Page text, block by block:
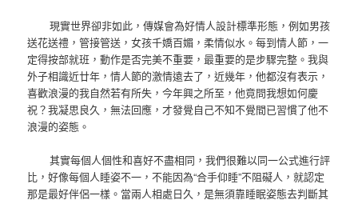
現實世界卻非如此，傳媒會為好情人設計標準形態，例如男孩
送花送禮，管接管送，女孩千嬌百媚，柔情似水。每到情人節，一
定得按部就班，動作是否完美不重要，最重要的是步驟完整。我與
外子相識近廿年，情人節的激情遠去了，近幾年，他都沒有表示，
喜歡浪漫的我自然若有所失，今年興之所至，他竟問我想如何慶
祝？我凝思良久，無法回應，才發覺自己不知不覺間已習慣了他不
浪漫的姿態。
其實每個人個性和喜好不盡相同，我們很難以同一公式進行評
比，好像每個人睡姿不一，不能因為“合手仰睡”不阻礙人，就認定
那是最好伴侶一樣。當兩人相處日久，是無須靠睡眠姿態去判斷其